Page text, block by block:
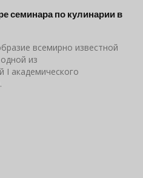
семинара по кулинарии в
всемирно известной
из
I академического